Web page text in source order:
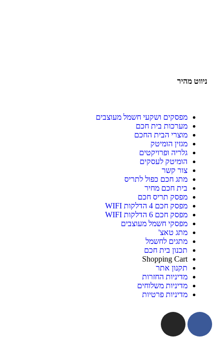
ניווט מהיר
מפסקים ושקעי חשמל מעוצבים
מערכות בית חכם
מוצרי הבית החכם
מגזין הומיטק
גלריה ופרויקטים
הומיטק לעסקים
צור קשר
מתג חכם כפול לתריס
בית חכם מחיר
מפסק תריס חכם
מפסק חכם 4 הדלקות WIFI
מפסק חכם 6 הדלקות WIFI
מפסקי חשמל מעוצבים
מתג טאצ'
מתגים לחשמל
תכנון בית חכם
Shopping Cart
תקנון אתר
מדיניות החזרות
מדיניות משלוחים
מדיניות פרטיות